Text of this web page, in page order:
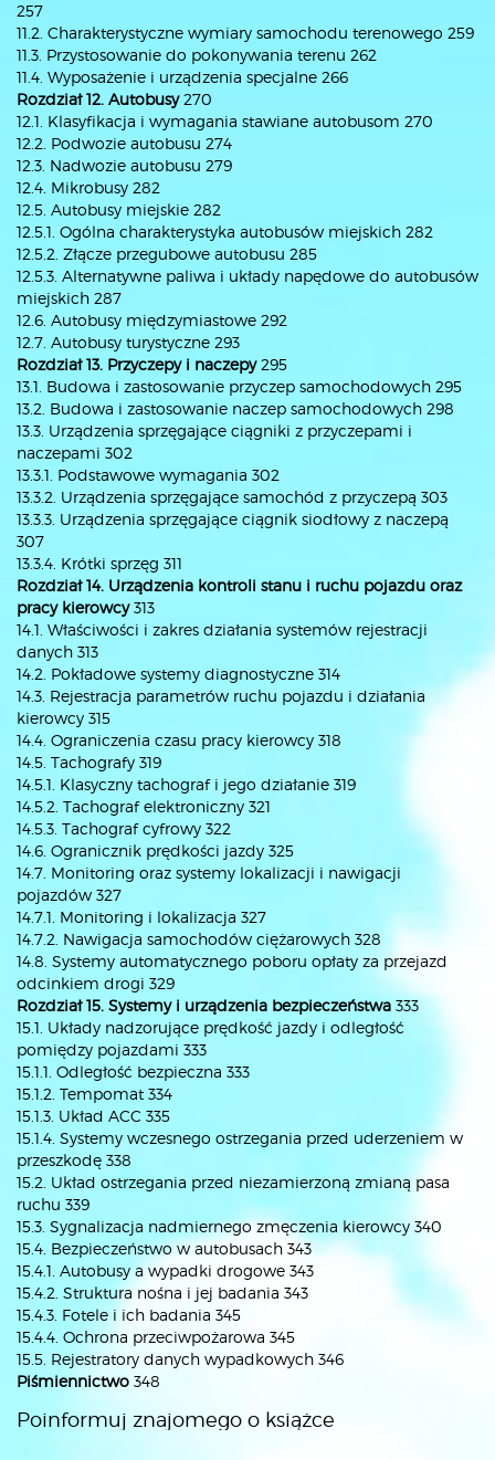
257
11.2. Charakterystyczne wymiary samochodu terenowego 259
11.3. Przystosowanie do pokonywania terenu 262
11.4. Wyposażenie i urządzenia specjalne 266
Rozdział 12. Autobusy270
12.1. Klasyfikacja i wymagania stawiane autobusom 270
12.2. Podwozie autobusu 274
12.3. Nadwozie autobusu 279
12.4. Mikrobusy 282
12.5. Autobusy miejskie 282
12.5.1. Ogólna charakterystyka autobusów miejskich 282
12.5.2. Złącze przegubowe autobusu 285
12.5.3. Alternatywne paliwa i układy napędowe do autobusów
miejskich 287
12.6. Autobusy międzymiastowe 292
12.7. Autobusy turystyczne 293
Rozdział 13. Przyczepy i naczepy295
13.1. Budowa i zastosowanie przyczep samochodowych 295
13.2. Budowa i zastosowanie naczep samochodowych 298
13.3. Urządzenia sprzęgające ciągniki z przyczepami i
naczepami 302
13.3.1. Podstawowe wymagania 302
13.3.2. Urządzenia sprzęgające samochód z przyczepą 303
13.3.3. Urządzenia sprzęgające ciągnik siodłowy z naczepą
307
13.3.4. Krótki sprzęg 311
Rozdział 14. Urządzenia kontroli stanu i ruchu pojazdu oraz
pracy kierowcy313
14.1. Właściwości i zakres działania systemów rejestracji
danych 313
14.2. Pokładowe systemy diagnostyczne 314
14.3. Rejestracja parametrów ruchu pojazdu i działania
kierowcy 315
14.4. Ograniczenia czasu pracy kierowcy 318
14.5. Tachografy 319
14.5.1. Klasyczny tachograf i jego działanie 319
14.5.2. Tachograf elektroniczny 321
14.5.3. Tachograf cyfrowy 322
14.6. Ogranicznik prędkości jazdy 325
14.7. Monitoring oraz systemy lokalizacji i nawigacji
pojazdów 327
14.7.1. Monitoring i lokalizacja 327
14.7.2. Nawigacja samochodów ciężarowych 328
14.8. Systemy automatycznego poboru opłaty za przejazd
odcinkiem drogi 329
Rozdział 15. Systemy i urządzenia bezpieczeństwa 333
15.1. Układy nadzorujące prędkość jazdy i odległość
pomiędzy pojazdami 333
15.1.1. Odległość bezpieczna 333
15.1.2. Tempomat 334
15.1.3. Układ ACC 335
15.1.4. Systemy wczesnego ostrzegania przed uderzeniem w
przeszkodę 338
15.2. Układ ostrzegania przed niezamierzoną zmianą pasa
ruchu 339
15.3. Sygnalizacja nadmiernego zmęczenia kierowcy 340
15.4. Bezpieczeństwo w autobusach 343
15.4.1. Autobusy a wypadki drogowe 343
15.4.2. Struktura nośna i jej badania 343
15.4.3. Fotele i ich badania 345
15.4.4. Ochrona przeciwpożarowa 345
15.5. Rejestratory danych wypadkowych 346
Piśmiennictwo 348
Poinformuj znajomego o książce